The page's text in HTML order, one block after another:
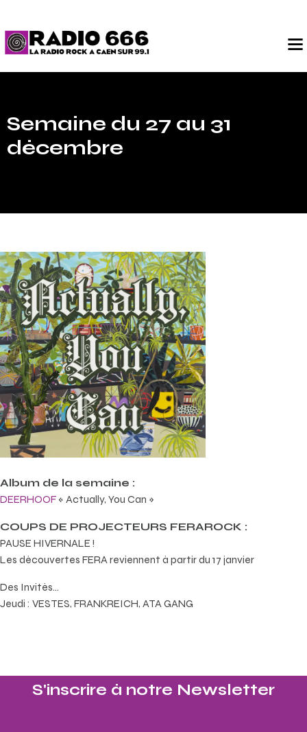
Semaine du 27 au 31
décembre
Album de la semaine :
DEERHOOF « Actually, You Can »
COUPS DE PROJECTEURS FERAROCK :
PAUSE HIVERNALE !
Les découvertes FERA reviennent à partir du 17 janvier
Des Invités…
Jeudi : VESTES, FRANKREICH, ATA GANG
S'inscrire à notre Newsletter​